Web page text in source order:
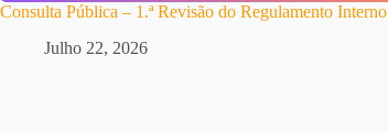
Consulta Pública – 1.ª Revisão do Regulamento Interno
Julho 22, 2026